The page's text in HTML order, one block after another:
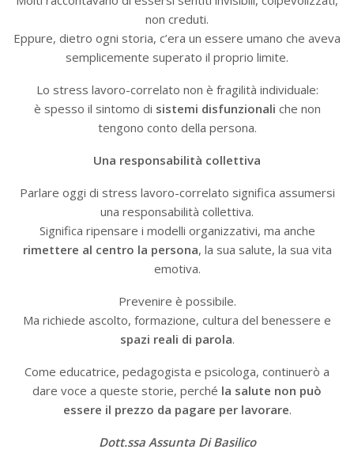
non creduti.
Eppure, dietro ogni storia, c’era un essere umano che aveva
semplicemente superato il proprio limite.
Lo stress lavoro-correlato non è fragilità individuale:
è spesso il sintomo di sistemi disfunzionali che non
tengono conto della persona.
Una responsabilità collettiva
Parlare oggi di stress lavoro-correlato significa assumersi
una responsabilità collettiva.
Significa ripensare i modelli organizzativi, ma anche
rimettere al centro la persona, la sua salute, la sua vita
emotiva.
Prevenire è possibile.
Ma richiede ascolto, formazione, cultura del benessere e
spazi reali di parola.
Come educatrice, pedagogista e psicologa, continuerò a
dare voce a queste storie, perché la salute non può
essere il prezzo da pagare per lavorare.
Dott.ssa Assunta Di Basilico